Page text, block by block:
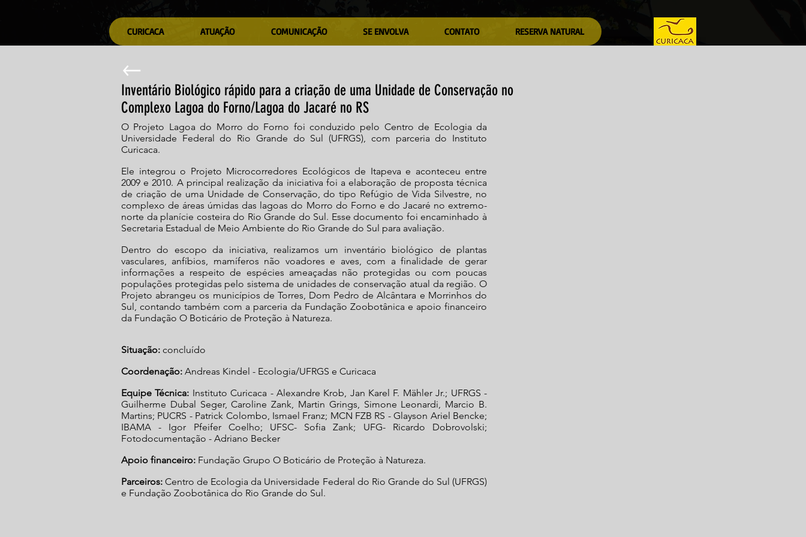
CURICACA ATUAÇÃO COMUNICAÇÃO SE ENVOLVA CONTATO RESERVA NATURAL
Inventário Biológico rápido para a criação de uma Unidade de Conservação no
Complexo Lagoa do Forno/Lagoa do Jacaré no RS
O Projeto Lagoa do Morro do Forno foi conduzido pelo Centro de Ecologia da
Universidade Federal do Rio Grande do Sul (UFRGS), com parceria do Instituto
Curicaca.
Ele integrou o Projeto Microcorredores Ecológicos de Itapeva e aconteceu entre
2009 e 2010. A principal realização da iniciativa foi a elaboração de proposta técnica
de criação de uma Unidade de Conservação, do tipo Refúgio de Vida Silvestre, no
complexo de áreas úmidas das lagoas do Morro do Forno e do Jacaré no extremo-
norte da planície costeira do Rio Grande do Sul. Esse documento foi encaminhado à
Secretaria Estadual de Meio Ambiente do Rio Grande do Sul para avaliação.
Dentro do escopo da iniciativa, realizamos um inventário biológico de plantas
vasculares, anfíbios, mamíferos não voadores e aves, com a finalidade de gerar
informações a respeito de espécies ameaçadas não protegidas ou com poucas
populações protegidas pelo sistema de unidades de conservação atual da região. O
Projeto abrangeu os municípios de Torres, Dom Pedro de Alcântara e Morrinhos do
Sul, contando também com a parceria da Fundação Zoobotânica e apoio financeiro
da Fundação O Boticário de Proteção à Natureza.
Situação: concluído
Coordenação: Andreas Kindel - Ecologia/UFRGS e Curicaca
Equipe Técnica: Instituto Curicaca - Alexandre Krob, Jan Karel F. Mähler Jr.; UFRGS -
Guilherme Dubal Seger, Caroline Zank, Martin Grings, Simone Leonardi, Marcio B.
Martins; PUCRS - Patrick Colombo, Ismael Franz; MCN FZB RS - Glayson Ariel Bencke;
IBAMA - Igor Pfeifer Coelho; UFSC- Sofia Zank; UFG- Ricardo Dobrovolski;
Fotodocumentação - Adriano Becker
Apoio financeiro: Fundação Grupo O Boticário de Proteção à Natureza.
Parceiros: Centro de Ecologia da Universidade Federal do Rio Grande do Sul (UFRGS)
e Fundação Zoobotânica do Rio Grande do Sul.